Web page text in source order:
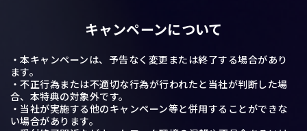
キャンペーンについて
・本キャンペーンは、予告なく変更または終了する場合があり
ます。
・不正行為または不適切な行為が行われたと当社が判断した場
合、本特典の対象外です。
・当社が実施する他のキャンペーン等と併用することができな
い場合があります。